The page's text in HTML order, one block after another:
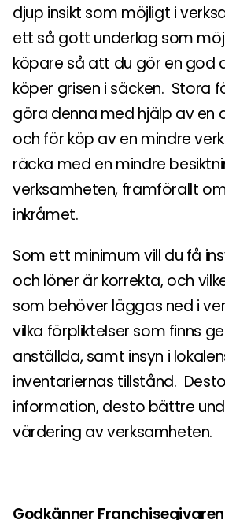
djup insikt som möjligt i
ett så gott underlag som
köpare så att du gör en god
köper grisen i säcken. Stora
göra denna med hjälp av en
och för köp av en mindre
räcka med en mindre
verksamheten, framförallt
inkråmet.
Som ett minimum vill du få
och löner är korrekta, och
som behöver läggas ned i
vilka förpliktelser som finns
anställda, samt insyn i
inventariernas tillstånd.
information, desto bättre
värdering av verksamheten.
Godkänner